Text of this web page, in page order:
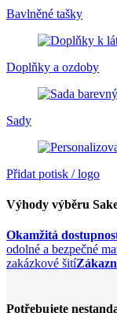
Bavlněné tašky
Doplňky a ozdoby
Sady
Přidat potisk / logo
Výhody výběru
Okamžitá
odolné a bezpečné
zakázkové šití
Potřebujete